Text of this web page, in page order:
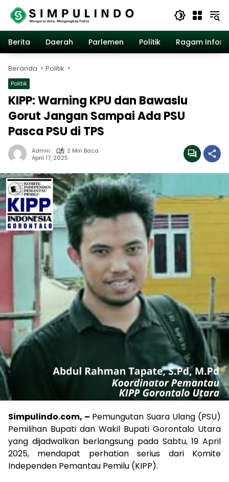
Langsung
konten
Berita
Daerah Parlemen Politik Ragam
Beranda Politik
Politik
KIPP: Warning KPU dan Bawaslu
Gorut Jangan Sampai Ada PSU
Pasca PSU di TPS
Admin
2 Min Baca
April 17, 2025
Simpulindo.com, – Pemungutan Suara Ulang (PSU)
Pemilihan Bupati dan Wakil Bupati Gorontalo Utara
yang dijadwalkan berlangsung pada Sabtu, 19 April
2025, mendapat perhatian serius dari Komite
Independen Pemantau Pemilu (KIPP).